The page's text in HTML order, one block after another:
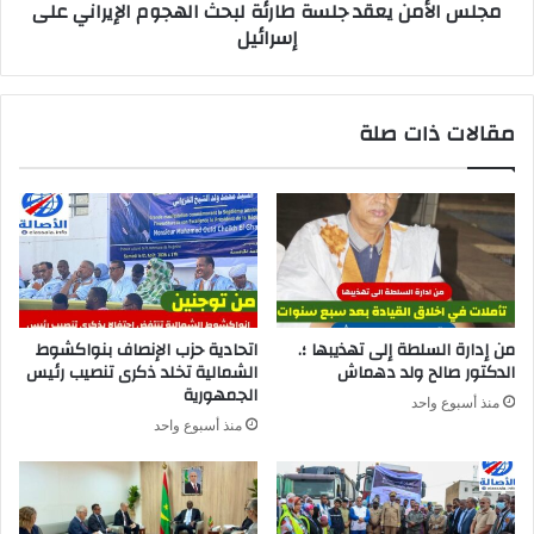
مجلس الأمن يعقد جلسة طارئة لبحث الهجوم الإيراني على
إسرائيل
مقالات ذات صلة
من إدارة السلطة إلى تهذيبها ؛.
الدكتور صالح ولد دهماش
منذ أسبوع واحد
اتحادية حزب الإنصاف بنواكشوط
الشمالية تخلد ذكرى تنصيب رئيس
الجمهورية
منذ أسبوع واحد